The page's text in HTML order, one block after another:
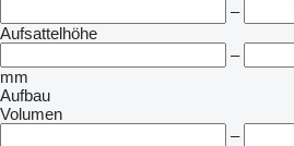
–
Aufsattelhöhe
–
mm
Aufbau
Volumen
–